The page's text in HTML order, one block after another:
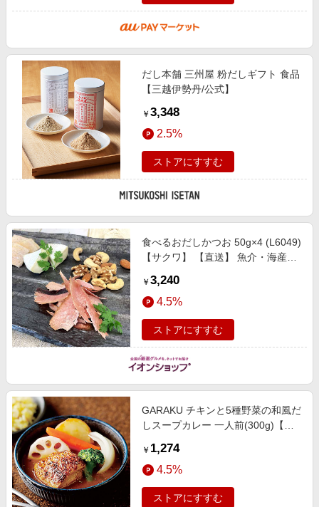
だし本舗 三州屋 粉だしギフト 食品
【三越伊勢丹/公式】
￥ 3,348
2.5%
ストアにすすむ
食べるおだしかつお 50g×4 (L6049)
【サクワ】 【直送】 魚介・海産物
￥ 3,240
4.5%
ストアにすすむ
GARAKU チキンと5種野菜の和風だ
しスープカレー 一人前(300g)【＠
ご褒美ギフト】
￥ 1,274
4.5%
ストアにすすむ